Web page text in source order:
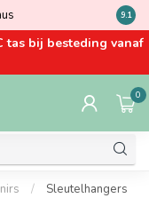
Kom
9.1
tas bij besteding vanaf
0
/ Sleutelhangers